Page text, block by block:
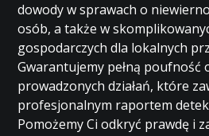
dowody w sprawach o
osób, a także w
gospodarczych dla lokalnych
Gwarantujemy pełną poufność
prowadzonych działań, które
profesjonalnym raportem
Pomożemy Ci odkryć prawdę i